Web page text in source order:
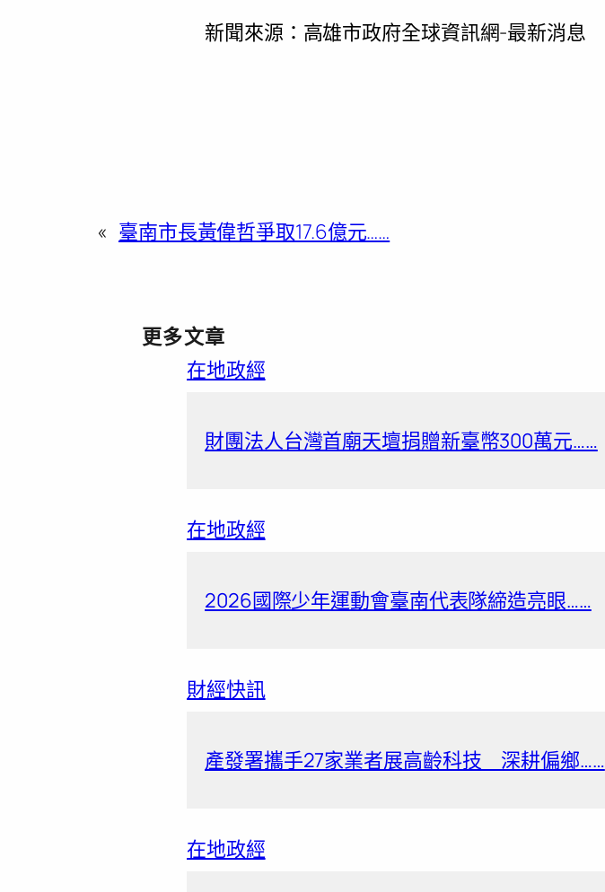
新聞來源：高雄市政府全球資訊網-最新消息
« 臺南市長黃偉哲爭取17.6億元……
更多文章
在地政經
財團法人台灣首廟天壇捐贈新臺幣300萬元……
在地政經
2026國際少年運動會臺南代表隊締造亮眼……
財經快訊
產發署攜手27家業者展高齡科技 深耕偏鄉……
在地政經